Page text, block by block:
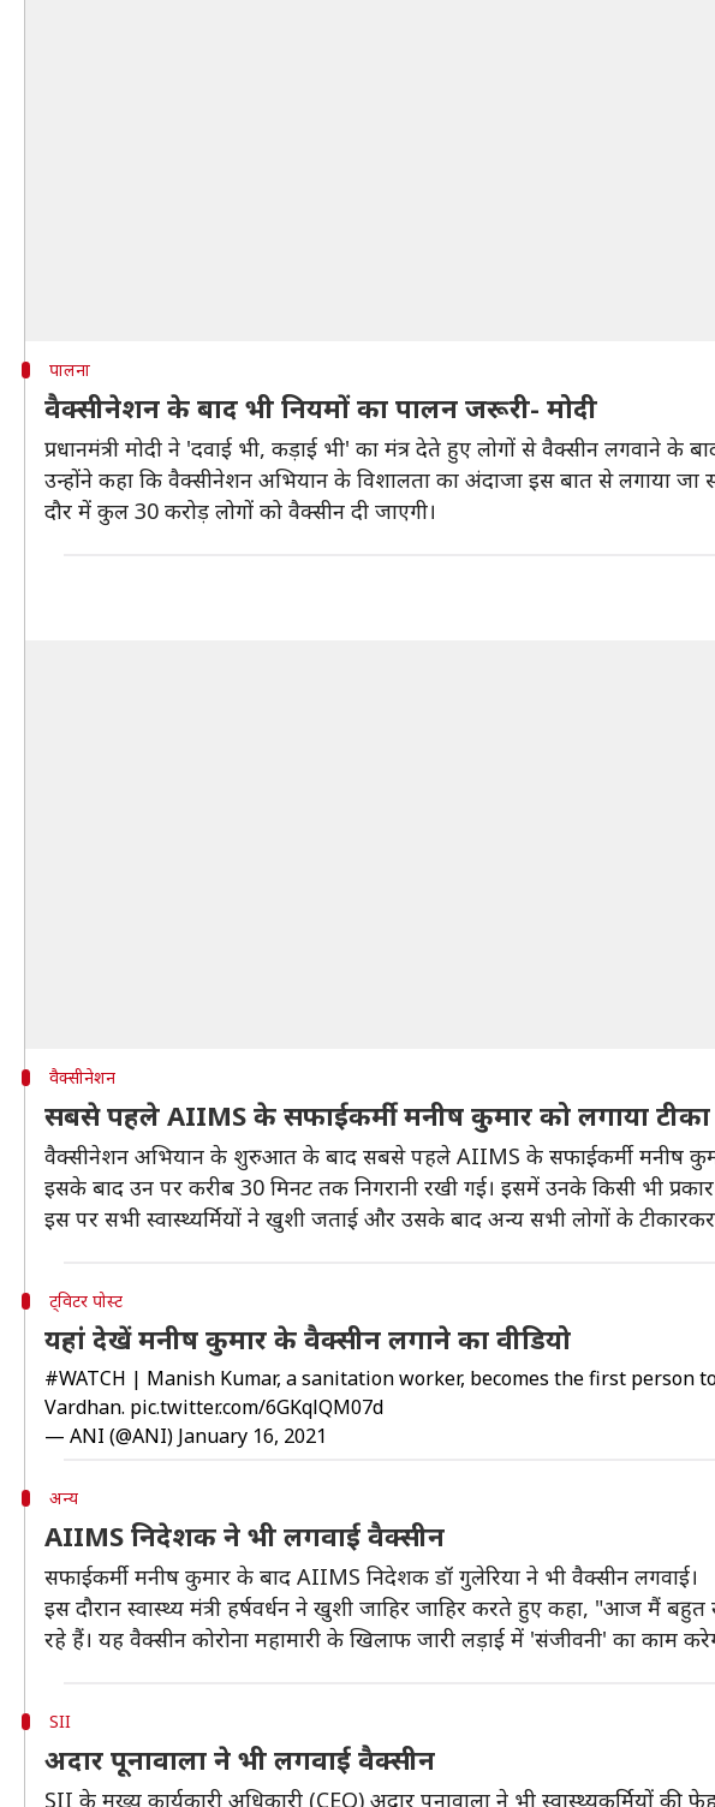
पालना
वैक्सीनेशन के बाद भी नियमों का पालन जरूरी- मोदी
प्रधानमंत्री मोदी ने 'दवाई भी, कड़ाई भी' का मंत्र देते हुए लोगों से वैक्सीन लगवाने
उन्होंने कहा कि वैक्सीनेशन अभियान के विशालता का अंदाजा इस बात से लगाया
दौर में कुल 30 करोड़ लोगों को वैक्सीन दी जाएगी।
वैक्सीनेशन
सबसे पहले AIIMS के सफाईकर्मी मनीष कुमार को लगाया टीका
वैक्सीनेशन अभियान के शुरुआत के बाद सबसे पहले AIIMS के सफाईकर्मी मनीष कुमार
इसके बाद उन पर करीब 30 मिनट तक निगरानी रखी गई। इसमें उनके किसी भी
इस पर सभी स्वास्थ्यर्मियों ने खुशी जताई और उसके बाद अन्य सभी लोगों के
ट्विटर पोस्ट
यहां देखें मनीष कुमार के वैक्सीन लगाने का वीडियो
#WATCH | Manish Kumar, a sanitation worker, becomes the first person
Vardhan. pic.twitter.com/6GKqlQM07d
— ANI (@ANI) January 16, 2021
अन्य
AIIMS निदेशक ने भी लगवाई वैक्सीन
सफाईकर्मी मनीष कुमार के बाद AIIMS निदेशक डॉ गुलेरिया ने भी वैक्सीन लगवाई।
इस दौरान स्वास्थ्य मंत्री हर्षवर्धन ने खुशी जाहिर जाहिर करते हुए कहा, "आज मैं
रहे हैं। यह वैक्सीन कोरोना महामारी के खिलाफ जारी लड़ाई में 'संजीवनी' का काम
SII
अदार पूनावाला ने भी लगवाई वैक्सीन
SII के मुख्य कार्यकारी अधिकारी (CEO) अदार पूनावाला ने भी स्वास्थ्यकर्मियों की